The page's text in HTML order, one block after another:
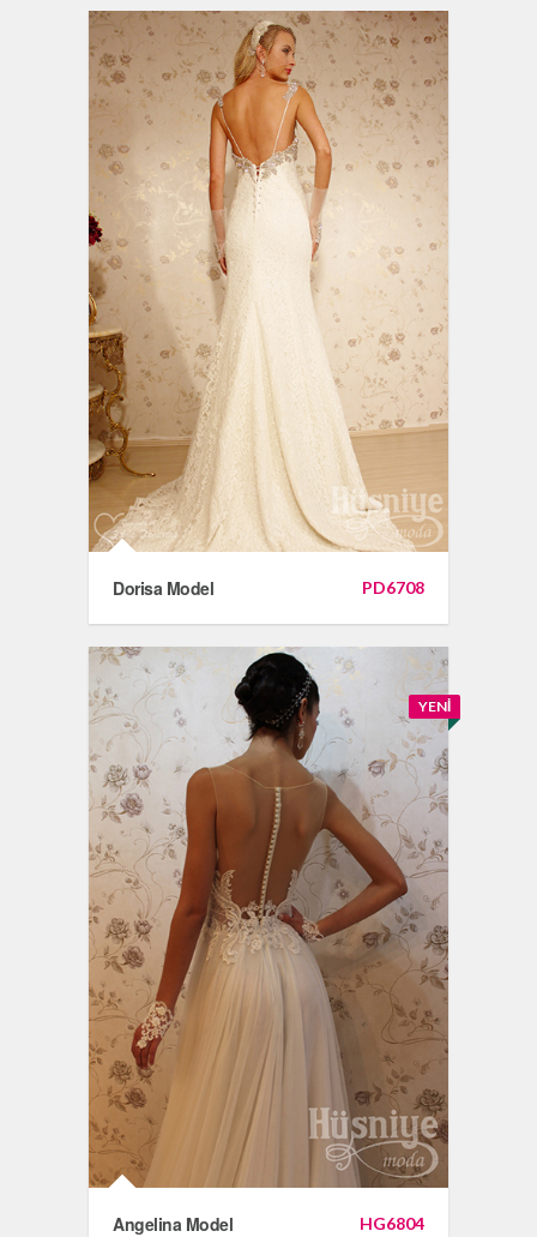
PD6708
Dorisa Model
YENI
HG6804
Angelina Model